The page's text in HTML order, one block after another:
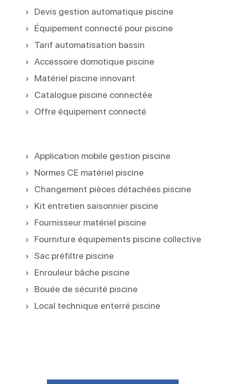
Devis gestion automatique piscine
Équipement connecté pour piscine
Tarif automatisation bassin
Accessoire domotique piscine
Matériel piscine innovant
Catalogue piscine connectée
Offre équipement connecté
Application mobile gestion piscine
Normes CE matériel piscine
Changement pièces détachées piscine
Kit entretien saisonnier piscine
Fournisseur matériel piscine
Fourniture équipements piscine collective
Sac préfiltre piscine
Enrouleur bâche piscine
Bouée de sécurité piscine
Local technique enterré piscine